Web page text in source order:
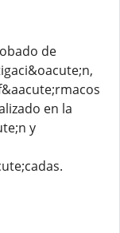
de
en la
y